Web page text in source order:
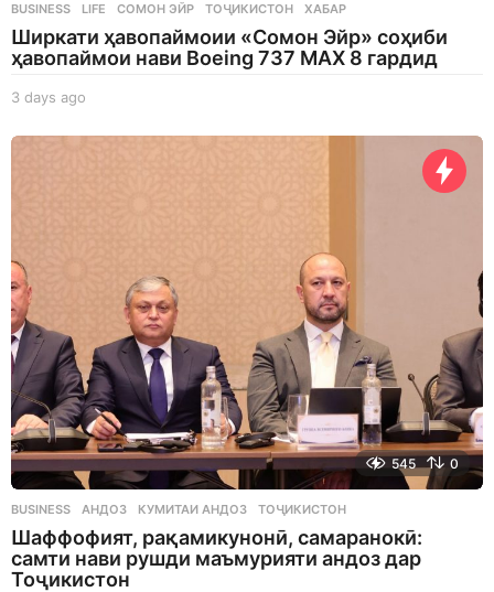
BUSINESS ,LIFE СОМОН ЭЙР ,ТОҶИКИСТОН ,ХАБАР
Ширкати ҳавопаймоии «Сомон Эйр» соҳиби
ҳавопаймои нави Boeing 737 MAX 8 гардид
3 days ago
a
545 0
BUSINESS АНДОЗ ,КУМИТАИ АНДОЗ ,ТОҶИКИСТОН
Шаффофият, рақамикунонӣ, самаранокӣ:
самти нави рушди маъмурияти андоз дар
Тоҷикистон